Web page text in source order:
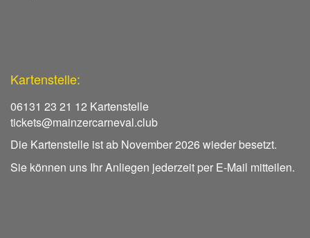
Kartenstelle:
06131 23 21 12 Kartenstelle
tickets@mainzercarneval.club
Die Kartenstelle ist ab November 2026 wieder besetzt.
Sie können uns Ihr Anliegen jederzeit per E-Mail mitteilen.